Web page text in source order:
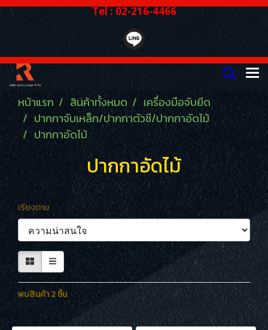
Tel : 02-216-4466
หน้าแรก สินค้าทั้งหมด
เครื่องมือจับยึด
ปากกาจับเหล็ก/ปากกาตัวซี/ปากกาอัดไม้
ปากกาอัดไม้
ปากกาอัดไม้
เรียงตาม
พบสินค้า 2 ชิ้น